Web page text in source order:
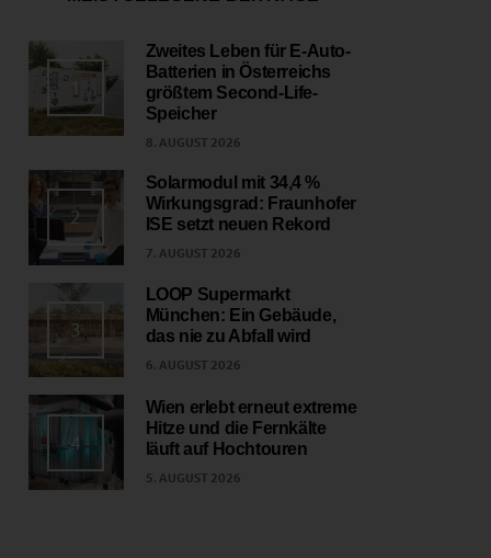
Zweites Leben für E-Auto-
Batterien in Österreichs
größtem Second-Life-
Speicher
8. AUGUST 2026
2
Solarmodul mit 34,4 %
Wirkungsgrad: Fraunhofer
ISE setzt neuen Rekord
7. AUGUST 2026
3
LOOP Supermarkt
München: Ein Gebäude,
das nie zu Abfall wird
6. AUGUST 2026
4
Wien erlebt erneut extreme
Hitze und die Fernkälte
läuft auf Hochtouren
5. AUGUST 2026